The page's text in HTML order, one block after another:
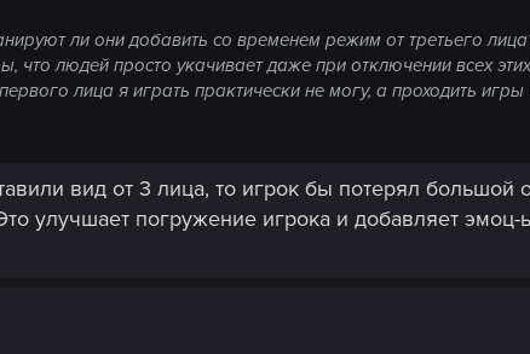
ли они добавить со временем режим от третьего
людей просто укачивает даже при отключении всех
лица я играть практически не могу, а проходить
вид от 3 лица, то игрок бы потерял большой
улучшает погружение игрока и добавляет эмоц-